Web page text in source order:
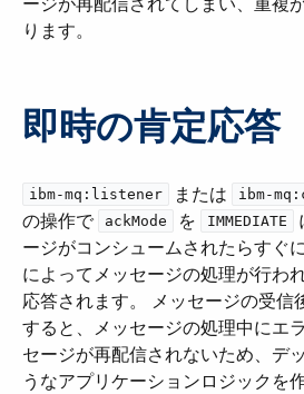
ります。
即時の肯定応答
ibm-mq:listener ​ または ​ ibm-
の操作で ​
ackMode ​ を ​ IMMEDIATE
ージがコンシュームされたらすぐ
によってメッセージの処理が行わ
応答されます。 メッセージの受信
すると、メッセージの処理中にエ
セージが再配信されないため、デ
うなアプリケーションロジックを